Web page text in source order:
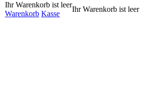
Ihr Warenkorb ist leer
Warenkorb Kasse
Ihr Warenkorb ist leer